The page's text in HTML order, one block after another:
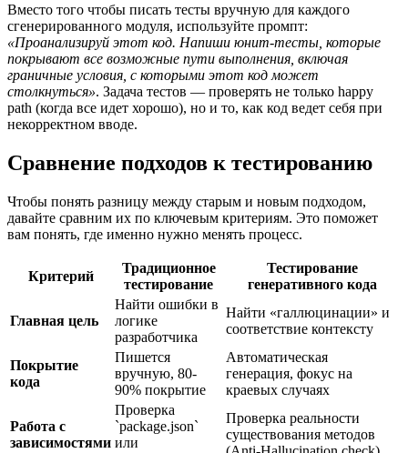
Вместо того чтобы писать тесты вручную для каждого
сгенерированного модуля, используйте промпт:
«Проанализируй этот код. Напиши юнит-тесты, которые
покрывают все возможные пути выполнения, включая
граничные условия, с которыми этот код может
столкнуться». Задача тестов — проверять не только happy
path (когда все идет хорошо), но и то, как код ведет себя при
некорректном вводе.
Сравнение подходов к тестированию
Чтобы понять разницу между старым и новым подходом,
давайте сравним их по ключевым критериям. Это поможет
вам понять, где именно нужно менять процесс.
Критерий
Традиционное
тестирование
Тестирование
генеративного кода
Главная цель
Найти ошибки в
логике
разработчика
Найти «галлюцинации» и
соответствие контексту
Покрытие
кода
Пишется
вручную, 80-
90% покрытие
Автоматическая
генерация, фокус на
краевых случаях
Работа с
зависимостями
Проверка
`package.json`
или
Проверка реальности
существования методов